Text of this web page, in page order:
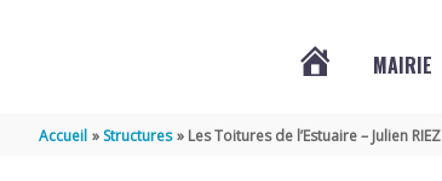
MAIRIE
Accueil Structures Les Toitures de l’Estuaire – Julien RIEZ